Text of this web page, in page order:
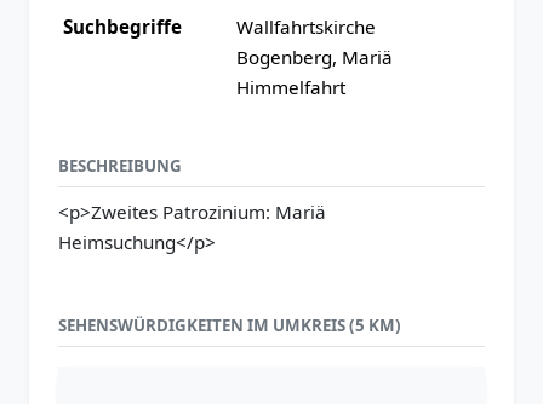
Suchbegriffe
Wallfahrtskirche
Bogenberg, Mariä
Himmelfahrt
BESCHREIBUNG
<p>Zweites Patrozinium: Mariä
Heimsuchung</p>
SEHENSWÜRDIGKEITEN IM UMKREIS (5 KM)